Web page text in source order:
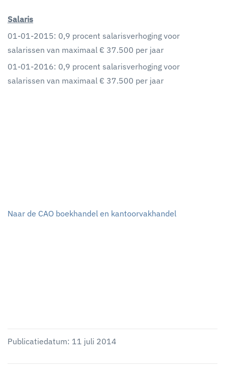
Salaris
01-01-2015: 0,9 procent salarisverhoging voor
salarissen van maximaal € 37.500 per jaar
01-01-2016: 0,9 procent salarisverhoging voor
salarissen van maximaal € 37.500 per jaar
Naar de CAO boekhandel en kantoorvakhandel
Publicatiedatum: 11 juli 2014